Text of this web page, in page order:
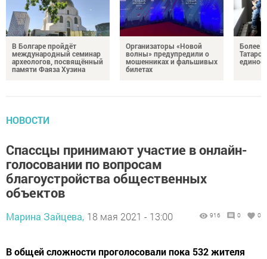
В Болгаре пройдёт
международный семинар
археологов, посвящённый
памяти Фаяза Хузина
Организаторы «Новой
волны» предупредили о
мошенниках и фальшивых
билетах
Более
единое
НОВОСТИ
Спассцы принимают участие в онлайн-
голосовании по вопросам
благоустройства общественных
объектов
Марина Зайцева, 18 мая 2021 - 13:00 916 0 0
В общей сложности проголосовали пока 532 жителя